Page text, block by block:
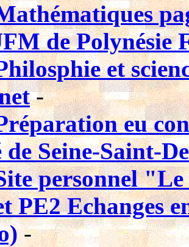
de Polynésie
et
-
eu
de Seine-Saint-
personnel
PE2 Echanges
-